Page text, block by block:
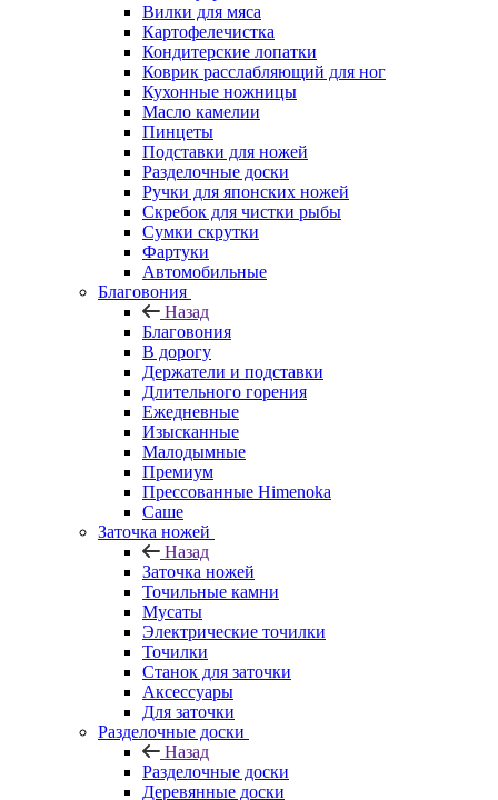
Вилки для мяса
Картофелечистка
Кондитерские лопатки
Коврик расслабляющий для ног
Кухонные ножницы
Масло камелии
Пинцеты
Подставки для ножей
Разделочные доски
Ручки для японских ножей
Скребок для чистки рыбы
Сумки скрутки
Фартуки
Автомобильные
Благовония
Назад
Благовония
В дорогу
Держатели и подставки
Длительного горения
Ежедневные
Изысканные
Малодымные
Премиум
Прессованные Himenoka
Саше
Заточка ножей
Назад
Заточка ножей
Точильные камни
Мусаты
Электрические точилки
Точилки
Станок для заточки
Аксессуары
Для заточки
Разделочные доски
Назад
Разделочные доски
Деревянные доски